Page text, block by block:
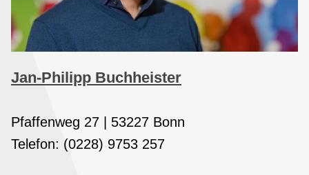
Jan-Philipp Buchheister
Pfaffenweg 27 | 53227 Bonn
Telefon: (0228) 9753 257